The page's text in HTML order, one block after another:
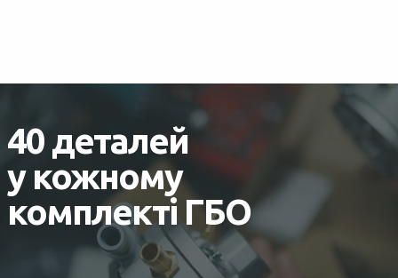
40 деталей
у кожному
комплекті ГБО